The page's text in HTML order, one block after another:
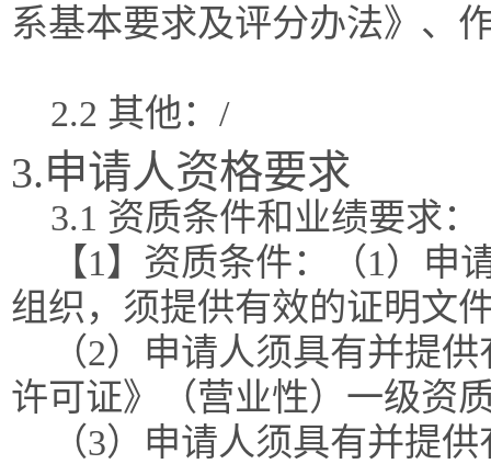
系基本要求及评分办法》、
2.2 其他：/
3.申请人资格要求
3.1 资质条件和业绩要求：
【1】资质条件：（1）
组织，须提供有效的证明文
（2）申请人须具有并提
许可证》（营业性）一级资
（3）申请人须具有并提